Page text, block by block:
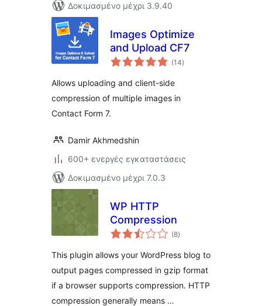
Δοκιμασμένο μέχρι 3.9.40
Images Optimize
and Upload CF7
(14αξιολογήσεις
σύνολο
)
Allows uploading and client-side
compression of multiple images in
Contact Form 7.
Damir Akhmedshin
600+ ενεργές εγκαταστάσεις
Δοκιμασμένο μέχρι 7.0.3
WP HTTP
Compression
(8αξιολογήσεις
σύνολο
)
This plugin allows your WordPress blog to
output pages compressed in gzip format
if a browser supports compression. HTTP
compression generally means …